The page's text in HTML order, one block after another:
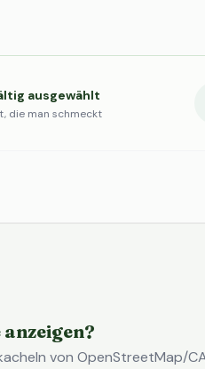
ausgewählt
die man schmeckt
von OpenStreetMap/